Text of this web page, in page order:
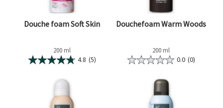
Douche foam Soft Skin
200 ml
4.8 (5)
Douchefoam Warm Woods
200 ml
0.0 (0)